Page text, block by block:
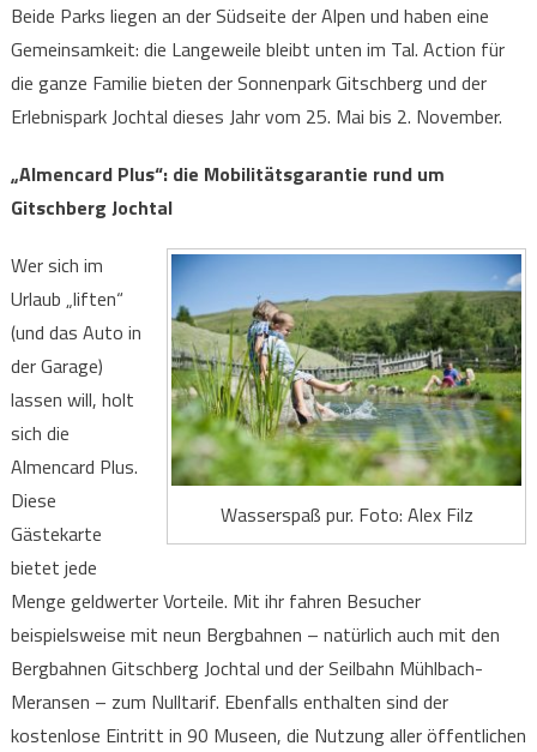
Beide Parks liegen an der Südseite der Alpen und haben eine
Gemeinsamkeit: die Langeweile bleibt unten im Tal. Action für
die ganze Familie bieten der Sonnenpark Gitschberg und der
Erlebnispark Jochtal dieses Jahr vom 25. Mai bis 2. November.
„Almencard Plus“: die Mobilitätsgarantie rund um
Gitschberg Jochtal
Wasserspaß pur. Foto: Alex Filz
Wer sich im
Urlaub „liften“
(und das Auto in
der Garage)
lassen will, holt
sich die
Almencard Plus.
Diese
Gästekarte
bietet jede
Menge geldwerter Vorteile. Mit ihr fahren Besucher
beispielsweise mit neun Bergbahnen – natürlich auch mit den
Bergbahnen Gitschberg Jochtal und der Seilbahn Mühlbach-
Meransen – zum Nulltarif. Ebenfalls enthalten sind der
kostenlose Eintritt in 90 Museen, die Nutzung aller öffentlichen